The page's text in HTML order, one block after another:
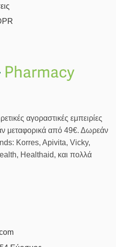
αγοραστικές εμπειρίες
μεταφορικά από 49€. Δωρεάν
Korres, Apivita, Vicky,
Healthaid, και πολλά